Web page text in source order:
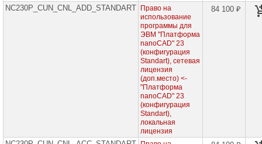
Brand
Name
хранения
NC230P_CUN_CNL_ADD_STANDART
Право на
использование
программы для
ЭВМ "Платформа
nanoCAD" 23
(конфигурация
Standart), сетевая
лицензия
(доп.место) <-
"Платформа
nanoCAD" 23
(конфигурация
Standart),
локальная
лицензия
84 100 ₽